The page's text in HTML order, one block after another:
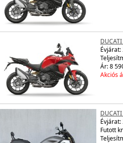
Évjárat:
Ár: 8
Akciós
Évjárat:
Futott